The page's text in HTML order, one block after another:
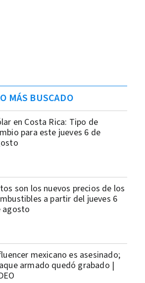
MÁS BUSCADO
en Costa Rica: Tipo de
para este jueves 6 de
son los nuevos precios de los
a partir del jueves 6
agosto
mexicano es asesinado;
armado quedó grabado |